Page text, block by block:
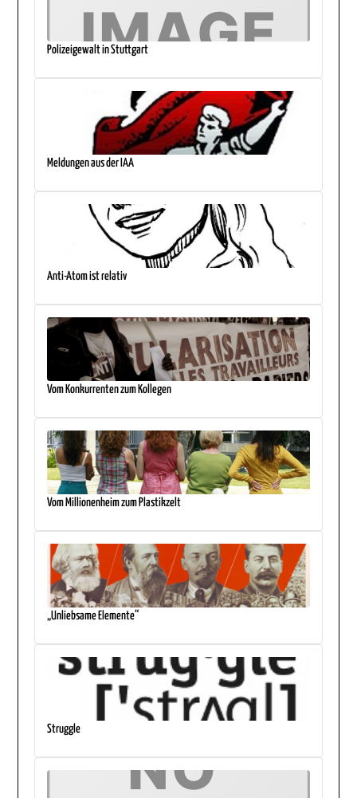
Polizeigewalt in Stuttgart
Meldungen aus der IAA
Anti-Atom ist relativ
Vom Konkurrenten zum Kollegen
Vom Millionenheim zum Plastikzelt
„Unliebsame Elemente“
Struggle